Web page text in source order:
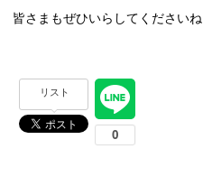
皆さまもぜひいらしてくださいね
リスト